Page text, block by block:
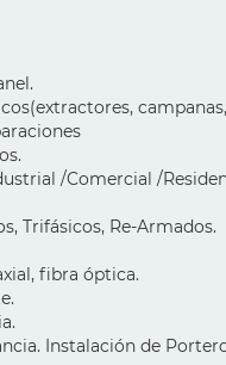
campanas,
/Comercial /
Trifásicos, Re-Armados.
fibra óptica.
Instalación de